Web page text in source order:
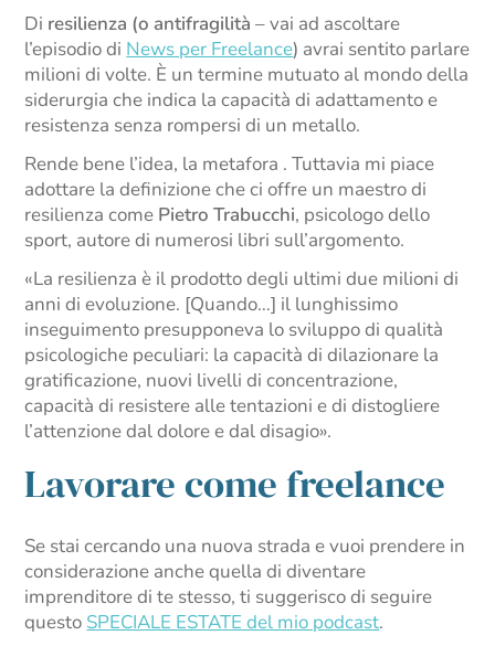
Di resilienza (o antifragilità– vai ad ascoltare
l’episodio di News per Freelance) avrai sentito parlare
milioni di volte. È un termine mutuato al mondo della
siderurgia che indica la capacità di adattamento e
resistenza senza rompersi di un metallo.
Rende bene l’idea, la metafora . Tuttavia mi piace
adottare la definizione che ci offre un maestro di
resilienza come Pietro Trabucchi, psicologo dello
sport, autore di numerosi libri sull’argomento.
«La resilienza è il prodotto degli ultimi due milioni di
anni di evoluzione. [Quando…] il lunghissimo
inseguimento presupponeva lo sviluppo di qualità
psicologiche peculiari: la capacità di dilazionare la
gratificazione, nuovi livelli di concentrazione,
capacità di resistere alle tentazioni e di distogliere
l’attenzione dal dolore e dal disagio».
Lavorare come freelance
Se stai cercando una nuova strada e vuoi prendere in
considerazione anche quella di diventare
imprenditore di te stesso, ti suggerisco di seguire
questo SPECIALE ESTATE del mio podcast.